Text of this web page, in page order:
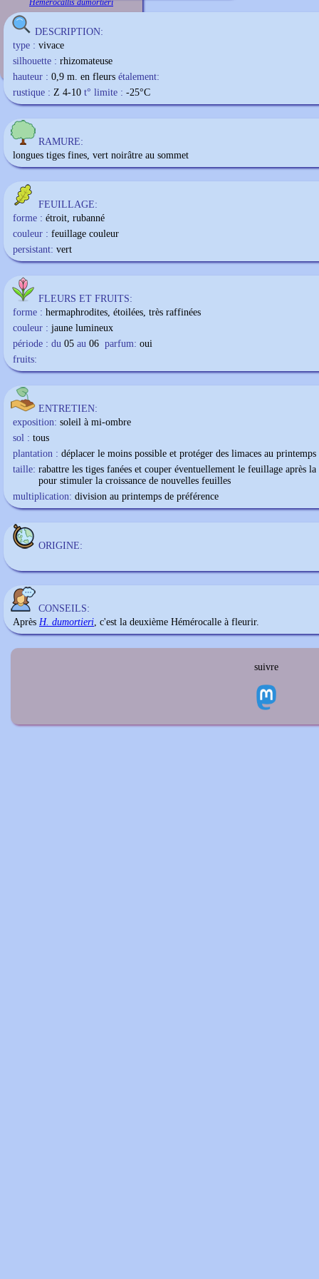
Hemerocallis dumortieri
DESCRIPTION:
type : vivace
silhouette : rhizomateuse
hauteur : 0,9 m. en fleurs étalement:
rustique : Z 4-10 t° limite : -25°C
RAMURE:
longues tiges fines, vert noirâtre au sommet
FEUILLAGE:
forme : étroit, rubanné
couleur : feuillage couleur
persistant: vert
FLEURS ET FRUITS:
forme : hermaphrodites, étoilées, très raffinées
couleur : jaune lumineux
période : du 05 au 06 parfum: oui
fruits:
ENTRETIEN:
exposition: soleil à mi-ombre
sol : tous
plantation : déplacer le moins possible et protéger des limaces au printemps
taille: rabattre les tiges fanées et couper éventuellement le feuillage après
pour stimuler la croissance de nouvelles feuilles
multiplication: division au printemps de préférence
ORIGINE:
CONSEILS:
Après H. dumortieri, c'est la deuxième Hémérocalle à fleurir.
suivre